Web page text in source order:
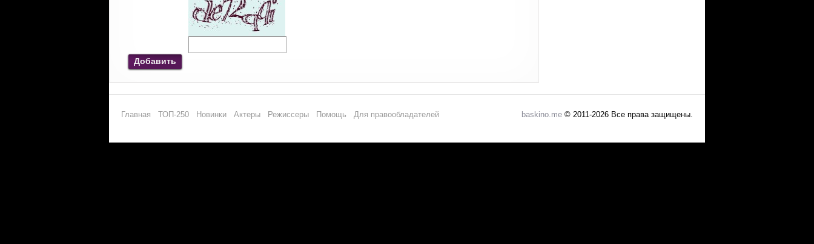
Добавить
Главная ТОП-250 Новинки Актеры Режиссеры Помощь Для правообладателей baskino.me © 2011-2026 Все права защищены.